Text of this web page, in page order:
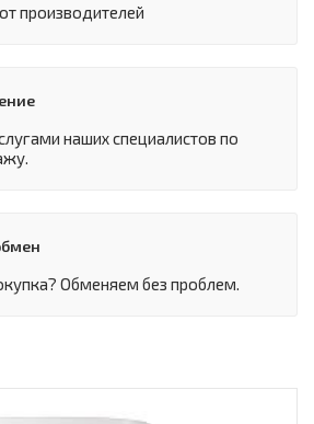
производителей
наших специалистов по
Обменяем без проблем.